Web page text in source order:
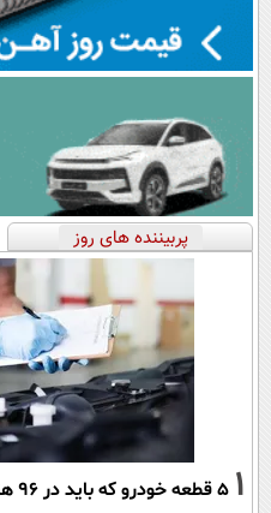
پربیننده های روز
1 ۵ قطعه خودرو که باید در ۹۶ هزار کیلومتر عوض کنید